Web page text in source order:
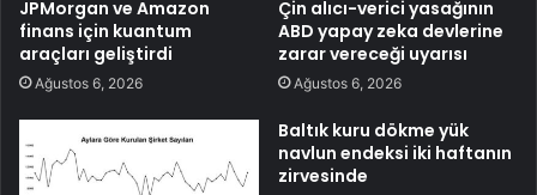
JPMorgan ve Amazon
finans için kuantum
araçları geliştirdi
Ağustos 6, 2026
Çin alıcı-verici yasağının
ABD yapay zeka devlerine
zarar vereceği uyarısı
Ağustos 6, 2026
Baltık kuru dökme yük
navlun endeksi iki haftanın
zirvesinde